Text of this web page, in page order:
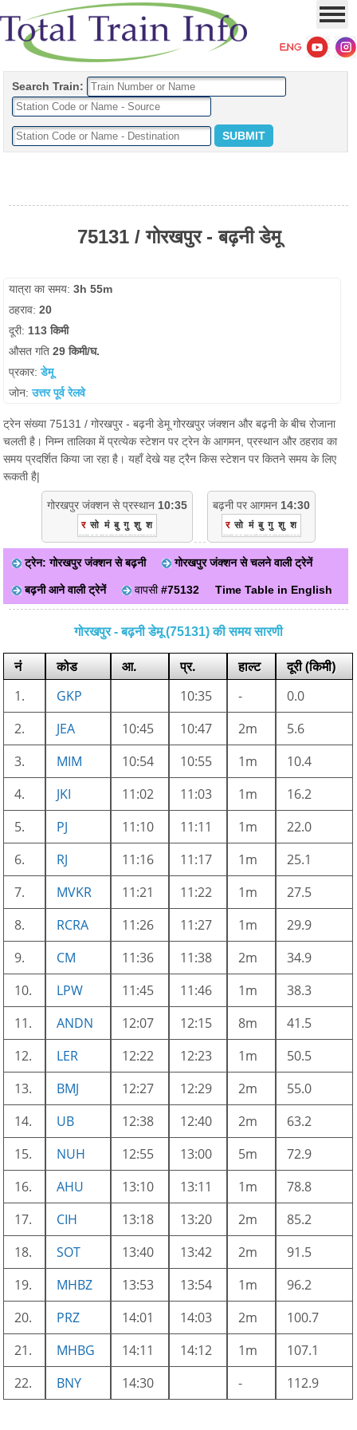
Search Train:
75131 / गोरखपुर - बढ़नी डेमू
यात्रा का समय:3h 55m
ठहराव:20
दूरी: 113 किमी
औसत गति29 किमी/घ.
प्रकार:डेमू
जोन:उत्तर पूर्व रेलवे
ट्रेन संख्या 75131 / गोरखपुर - बढ़नी डेमू गोरखपुर जंक्शन और बढ़नी के बीच रोजाना
चलती है। निम्न तालिका में प्रत्येक स्टेशन पर ट्रेन के आगमन, प्रस्थान और ठहराव का
समय प्रदर्शित किया जा रहा है। यहाँ देखे यह ट्रैन किस स्टेशन पर कितने समय के लिए
रूकती है|
गोरखपुर जंक्शन से प्रस्थान 10:35
र सो मं बु गु शु श
बढ़नी पर आगमन 14:30
र सो मं बु गु शु श
ट्रेन: गोरखपुर जंक्शन से बढ़नी गोरखपुर जंक्शन से चलने वाली ट्रेनें
बढ़नी आने वाली ट्रेनें वापसी#75132 Time Table in English
गोरखपुर - बढ़नी डेमू (75131) की समय सारणी
नं कोड आ. प्र. हाल्ट
दूरी (किमी)
1.
GKP 10:35 -
0.0
2.
JEA 10:45 10:47 2m
5.6
3.
MIM 10:54 10:55 1m
10.4
4.
JKI 11:02 11:03 1m
16.2
5.
PJ 11:10 11:11 1m
22.0
6.
RJ 11:16 11:17 1m
25.1
7.
MVKR 11:21 11:22 1m
27.5
8.
RCRA 11:26 11:27 1m
29.9
9.
CM 11:36 11:38 2m
34.9
10.
LPW 11:45 11:46 1m
38.3
11.
ANDN 12:07 12:15 8m
41.5
12.
LER 12:22 12:23 1m
50.5
13.
BMJ 12:27 12:29 2m
55.0
14.
UB 12:38 12:40 2m
63.2
15.
NUH 12:55 13:00 5m
72.9
16.
AHU 13:10 13:11 1m
78.8
17.
CIH 13:18 13:20 2m
85.2
18.
SOT 13:40 13:42 2m
91.5
19.
MHBZ 13:53 13:54 1m
96.2
20.
PRZ 14:01 14:03 2m
100.7
21.
MHBG 14:11 14:12 1m
107.1
22.
BNY 14:30 - 112.9